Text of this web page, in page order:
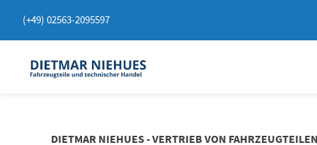
zum
(+49) 02563-2095597
DIETMAR NIEHUES - VERTRIEB VON